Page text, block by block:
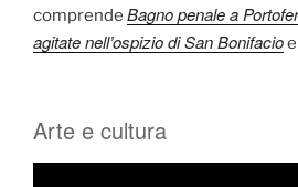
comprende Bagno penale a
agitate nell’ospizio di San Bonifacioe
Arte e cultura